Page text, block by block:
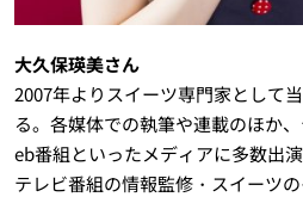
大久保瑛美さん
2007年よりスイーツ専門家として
る。各媒体での執筆や連載のほか
eb番組といったメディアに多数出
テレビ番組の情報監修・スイーツ